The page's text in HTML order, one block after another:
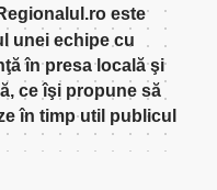
este
unei echipe cu
în presa locală şi
ce îşi propune să
în timp util publicul